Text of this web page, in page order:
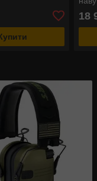
18